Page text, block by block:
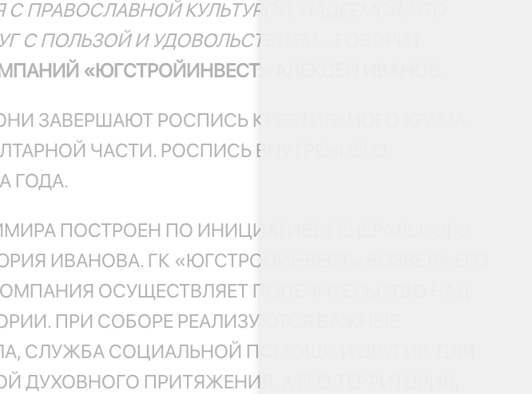
ПРАВОСЛАВНОЙ КУЛЬТУРОЙ. НАДЕЕМСЯ, ЧТО
С ПОЛЬЗОЙ И УДОВОЛЬСТВИЕМ, -
«ЮГСТРОЙИНВЕСТ» АЛЕКСЕЙ ИВАНОВ.
ЗАВЕРШАЮТ РОСПИСЬ КРЕСТИЛЬНОГО ХРАМА
ЧАСТИ. РОСПИСЬ ВНУТРЕННЕГО
ГОДА.
ПОСТРОЕН ПО ИНИЦИАТИВЕ ГЕНЕРАЛЬНОГО
ИВАНОВА. ГК «ЮГСТРОЙИНВЕСТ» ВОЗВЕЛА ЕГО
ОСУЩЕСТВЛЯЕТ ПОПЕЧИТЕЛЬСТВО НАД
ПРИ СОБОРЕ РЕАЛИЗУЮТСЯ ВАЖНЫЕ
СЛУЖБА СОЦИАЛЬНОЙ ПОМОЩИ И ДРУГИЕ. ДЛЯ
ПРИТЯЖЕНИЯ. А ЕГО ТЕРРИТОРИЯ,